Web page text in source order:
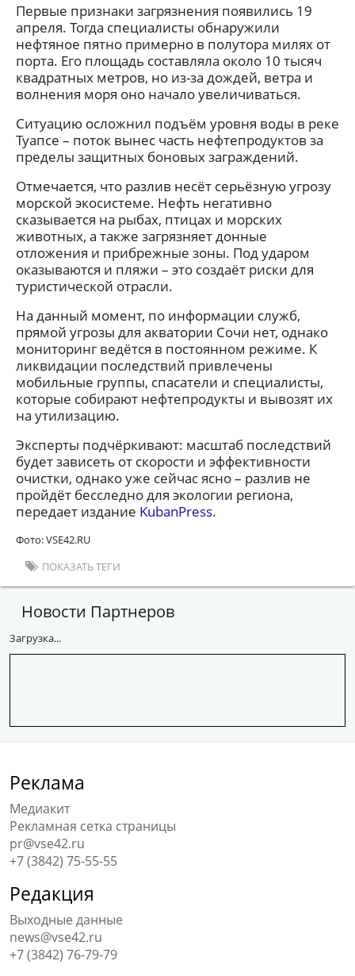
Первые признаки загрязнения появились 19
апреля. Тогда специалисты обнаружили
нефтяное пятно примерно в полутора милях от
порта. Его площадь составляла около 10 тысяч
квадратных метров, но из-за дождей, ветра и
волнения моря оно начало увеличиваться.
Ситуацию осложнил подъём уровня воды в реке
Туапсе – поток вынес часть нефтепродуктов за
пределы защитных боновых заграждений.
Отмечается, что разлив несёт серьёзную угрозу
морской экосистеме. Нефть негативно
сказывается на рыбах, птицах и морских
животных, а также загрязняет донные
отложения и прибрежные зоны. Под ударом
оказываются и пляжи – это создаёт риски для
туристической отрасли.
На данный момент, по информации служб,
прямой угрозы для акватории Сочи нет, однако
мониторинг ведётся в постоянном режиме. К
ликвидации последствий привлечены
мобильные группы, спасатели и специалисты,
которые собирают нефтепродукты и вывозят их
на утилизацию.
Эксперты подчёркивают: масштаб последствий
будет зависеть от скорости и эффективности
очистки, однако уже сейчас ясно – разлив не
пройдёт бесследно для экологии региона,
передает издание KubanPress.
Фото: VSE42.RU
ПОКАЗАТЬ ТЕГИ
Новости Партнеров
Загрузка...
Реклама
Медиакит
Рекламная сетка страницы
pr@vse42.ru
+7 (3842) 75-55-55
Редакция
Выходные данные
news@vse42.ru
+7 (3842) 76-79-79